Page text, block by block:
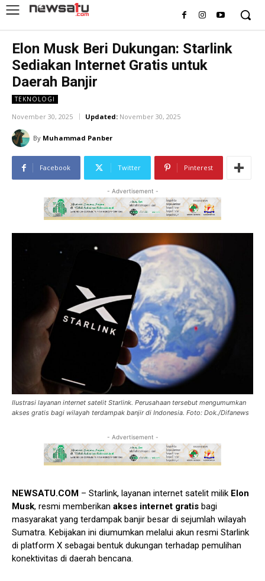
Elon Musk Beri Dukungan: Starlink
Sediakan Internet Gratis untuk
Daerah Banjir
TEKNOLOGI
November 30, 2025 Updated: November 30, 2025
By Muhammad Panber
Facebook Twitter Pinterest
- Advertisement -
Ilustrasi layanan internet satelit Starlink. Perusahaan tersebut mengumumkan
akses gratis bagi wilayah terdampak banjir di Indonesia. Foto: Dok./Difanews
- Advertisement -
NEWSATU.COM – Starlink, layanan internet satelit milik Elon
Musk, resmi memberikan akses internet gratis bagi
masyarakat yang terdampak banjir besar di sejumlah wilayah
Sumatra. Kebijakan ini diumumkan melalui akun resmi Starlink
di platform X sebagai bentuk dukungan terhadap pemulihan
konektivitas di daerah bencana.